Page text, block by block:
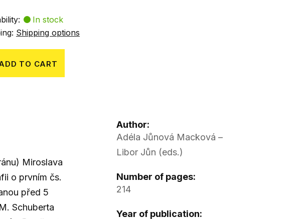
In stock
Shipping options
TO CART
Miroslava
o prvním čs.
před 5
Schuberta
Author:
Adéla Jůnová Macková –
Libor Jůn (eds.)
Number of pages:
214
Year of publication: